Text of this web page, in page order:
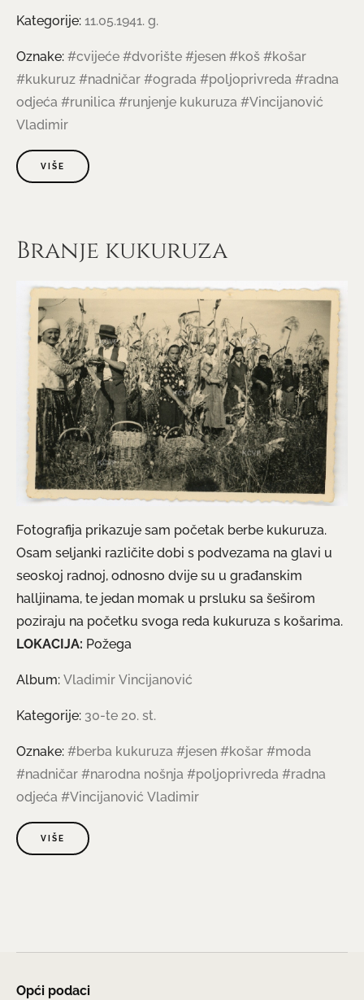
Kategorije: 11.05.1941. g.
Oznake: #cvijeće #dvorište #jesen #koš #košar
#kukuruz #nadničar #ograda #poljoprivreda #radna
odjeća #runilica #runjenje kukuruza #Vincijanović
Vladimir
VIŠE
Branje kukuruza
Fotografija prikazuje sam početak berbe kukuruza.
Osam seljanki različite dobi s podvezama na glavi u
seoskoj radnoj, odnosno dvije su u građanskim
halljinama, te jedan momak u prsluku sa šeširom
poziraju na početku svoga reda kukuruza s košarima.
LOKACIJA: Požega
Album: Vladimir Vincijanović
Kategorije: 30-te 20. st.
Oznake: #berba kukuruza #jesen #košar #moda
#nadničar #narodna nošnja #poljoprivreda #radna
odjeća #Vincijanović Vladimir
VIŠE
Opći podaci